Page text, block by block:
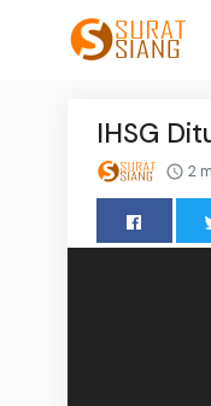
IHSG
2